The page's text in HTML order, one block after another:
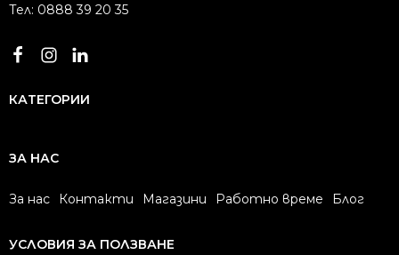
Тел: 0888 39 20 35
КАТЕГОРИИ
ЗА НАС
За нас Контакти Магазини Работно време Блог
УСЛОВИЯ ЗА ПОЛЗВАНЕ